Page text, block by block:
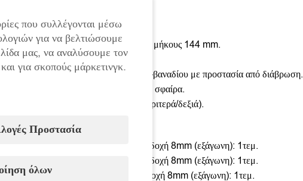
Κρουστικό κατσαβίδι FORCEKRAFT μήκους 144 mm.
Σετ 14 τεμάχια μύτες και 2 αντάπτορες.
Κατασκευασμένη από ατσάλι χρωμίου -βαναδίου με προστασία από διάβρωση.
Αντάπτορας 1/2″ τετράγωνο, ένωση με σφαίρα.
Δυνατότητα για αλλαγή κατεύθυνσης (αριτερά/δεξιά).
Το σετ περιλαμβάνει:
– Σταυροκατσάβιδο PH2х35mm / υποδοχή 8mm (εξάγωνη): 1τεμ.
– Σταυροκατσάβιδο PH3х35mm / υποδοχή 8mm (εξάγωνη): 1τεμ.
– ΣταυροκατσάβιδοPZ2х35mm / υποδοχή 8mm (εξάγωνη): 1τεμ.
που συλλέγονται μέσω
για να βελτιώσουμε
μας, να αναλύσουμε τον
για σκοπούς μάρκετινγκ.
Προστασία
όλων